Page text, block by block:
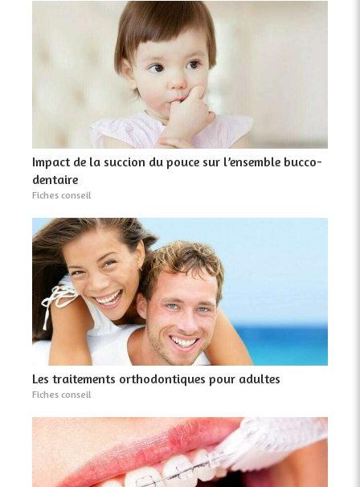
Impact de la succion du pouce sur l’ensemble bucco-
dentaire
Fiches conseil
Les traitements orthodontiques pour adultes
Fiches conseil